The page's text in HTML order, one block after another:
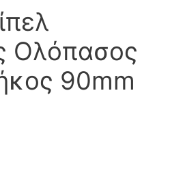
Ολόπασος
90mm